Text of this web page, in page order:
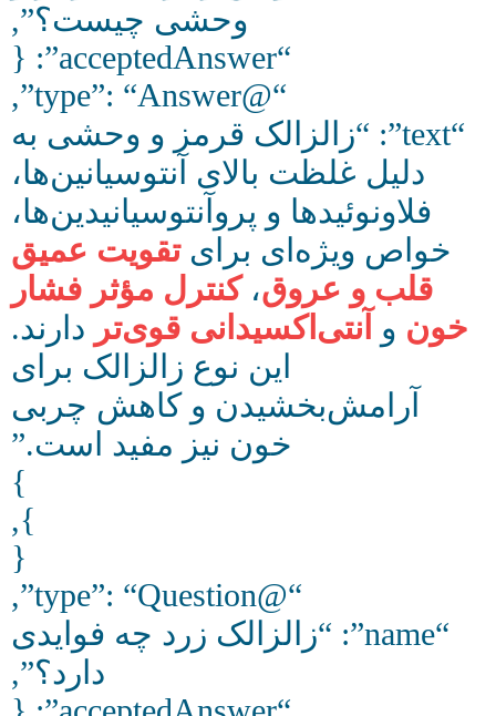
وحشی چیست؟”,
“acceptedAnswer”: {
“@type”: “Answer”,
“text”: “زالزالک قرمز و وحشی به
دلیل غلظت بالای آنتوسیانین‌ها،
فلاونوئیدها و پروآنتوسیانیدین‌ها،
خواص ویژه‌ای برای تقویت عمیق
قلب و عروق، کنترل مؤثر فشار
خونو آنتی‌اکسیدانی قوی‌تردارند.
این نوع زالزالک برای
آرامش‌بخشیدن و کاهش چربی
خون نیز مفید است.”
}
},
{
“@type”: “Question”,
“name”: “زالزالک زرد چه فوایدی
دارد؟”,